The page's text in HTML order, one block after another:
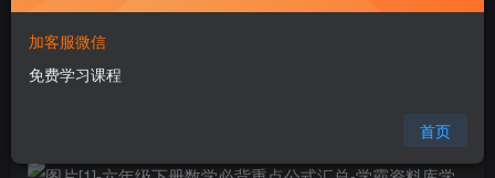
格式
页数
加客服微信
免费学习课程
首页